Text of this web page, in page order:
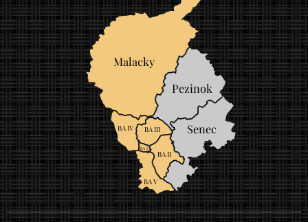
Malacky
Pezinok
Senec
BA II
BA III
BA I
BA V
BA IV